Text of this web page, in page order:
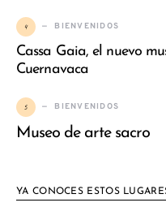
4 BIENVENIDOS
Cassa Gaia, el nuevo
Cuernavaca
5 BIENVENIDOS
Museo de arte sacro
YA CONOCES ESTOS